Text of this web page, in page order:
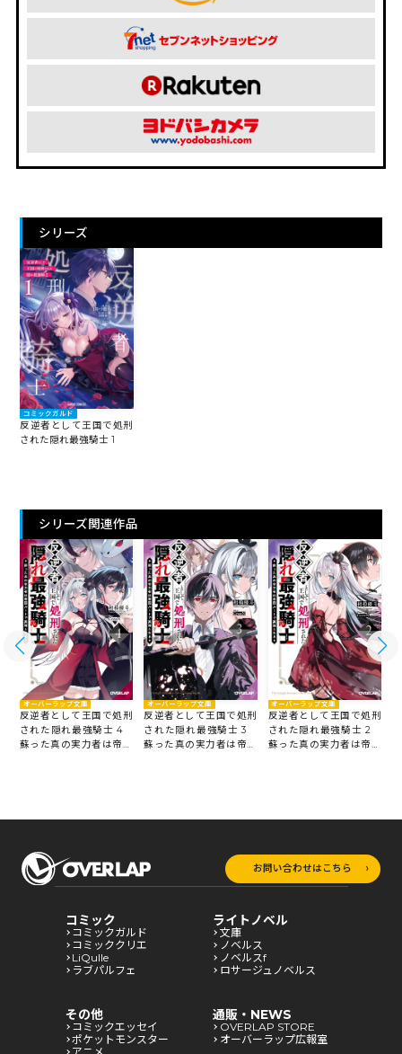
シリーズ
コミックガルド
反逆者として王国で処刑
された隠れ最強騎士 1
シリーズ関連作品
オーバーラップ文庫
反逆者として王国で処刑
された隠れ最強騎士 4
蘇った真の実力者は帝国
オーバーラップ文庫
反逆者として王国で処刑
された隠れ最強騎士 3
蘇った真の実力者は帝国
オーバーラップ文庫
反逆者として王国で処刑
された隠れ最強騎士 2
蘇った真の実力者は帝国
お問い合わせはこちら
コミック
コミックガルド
コミッククリエ
LiQulle
ラブパルフェ
ライトノベル
文庫
ノベルス
ノベルスf
ロサージュノベルス
その他
コミックエッセイ
ポケットモンスター
通販・NEWS
OVERLAP STORE
オーバーラップ広報室